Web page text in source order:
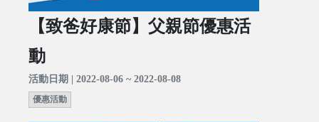
【致爸好康節】父親節優惠活
動
活動日期 | 2022-08-06 ~ 2022-08-08
優惠活動